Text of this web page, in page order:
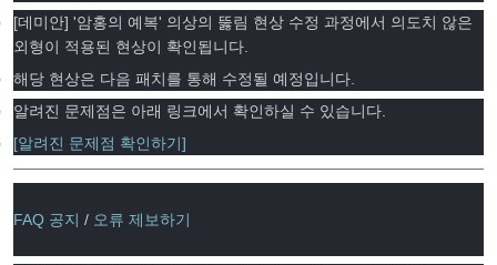
[데미안] '암홍의 예복' 의상의 뚫림 현상 수정 과정에서 의도치 않은
외형이 적용된 현상이 확인됩니다.
해당 현상은 다음 패치를 통해 수정될 예정입니다.
알려진 문제점은 아래 링크에서 확인하실 수 있습니다.
[알려진 문제점 확인하기]
FAQ 공지 / 오류 제보하기